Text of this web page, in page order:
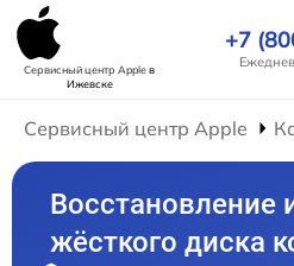
Сервисный центр Appleв
Ижевске
+7
Сервисный центр Apple
Восстановление
жёсткого диска